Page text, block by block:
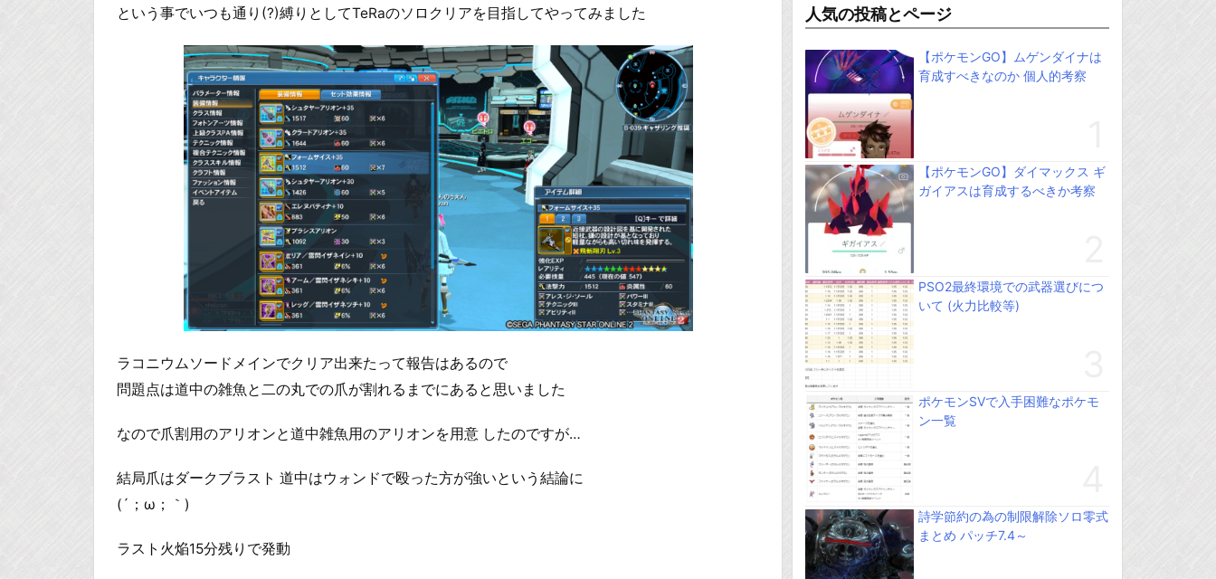
という事でいつも通り(?)縛りとしてTeRaのソロクリアを目指してやってみました
ラコニウムソードメインでクリア出来たって報告はあるので
問題点は道中の雑魚と二の丸での爪が割れるまでにあると思いました
なので爪割用のアリオンと道中雑魚用のアリオンを用意 したのですが…
結局爪はダークブラスト 道中はウォンドで殴った方が強いという結論に
(´；ω；｀)
ラスト火焔15分残りで発動
人気の投稿とページ
【ポケモンGO】ムゲンダイナは
育成すべきなのか 個人的考察
【ポケモンGO】ダイマックス ギ
ガイアスは育成するべきか考察
PSO2最終環境での武器選びにつ
いて (火力比較等)
ポケモンSVで入手困難なポケモ
ン一覧
詩学節約の為の制限解除ソロ零式
まとめ パッチ7.4～